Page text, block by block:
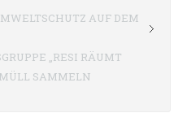
AUF DEM
„RESI RÄUMT
SAMMELN